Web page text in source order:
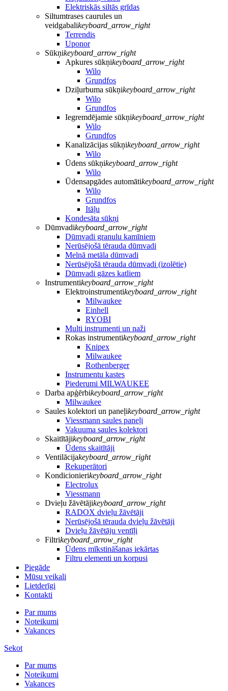
Elektriskās siltās grīdas
Siltumtrases caurules un
veidgabalikeyboard_arrow_right
Terrendis
Uponor
Sūkņikeyboard_arrow_right
Apkures sūkņikeyboard_arrow_right
Wilo
Grundfos
Dziļurbuma sūkņikeyboard_arrow_right
Wilo
Grundfos
Iegremdējamie sūkņikeyboard_arrow_right
Wilo
Grundfos
Kanalizācijas sūkņikeyboard_arrow_right
Wilo
Ūdens sūkņikeyboard_arrow_right
Wilo
Ūdensapgādes automātikeyboard_arrow_right
Wilo
Grundfos
Itāļu
Kondesāta sūkņi
Dūmvadikeyboard_arrow_right
Dūmvadi granulu kamīniem
Nerūsējošā tērauda dūmvadi
Melnā metāla dūmvadi
Nerūsējošā tērauda dūmvadi (izolētie)
Dūmvadi gāzes katliem
Instrumentikeyboard_arrow_right
Elektroinstrumentikeyboard_arrow_right
Milwaukee
Einhell
RYOBI
Multi instrumenti un naži
Rokas instrumentikeyboard_arrow_right
Knipex
Milwaukee
Rothenberger
Instrumentu kastes
Piederumi MILWAUKEE
Darba apģērbikeyboard_arrow_right
Milwaukee
Saules kolektori un paneļikeyboard_arrow_right
Viessmann saules paneļi
Vakuuma saules kolektori
Skaitītājikeyboard_arrow_right
Ūdens skaitītāji
Ventilācijakeyboard_arrow_right
Rekuperātori
Kondicionierikeyboard_arrow_right
Electrolux
Viessmann
Dvieļu žāvētājikeyboard_arrow_right
RADOX dvieļu žāvētāji
Nerūsējošā tērauda dvieļu žāvētāji
Dvieļu žāvētāju ventīļi
Filtrikeyboard_arrow_right
Ūdens mīkstināšanas iekārtas
Filtru elementi un korpusi
Piegāde
Mūsu veikali
Lietderīgi
Kontakti
Par mums
Noteikumi
Vakances
Sekot
Par mums
Noteikumi
Vakances